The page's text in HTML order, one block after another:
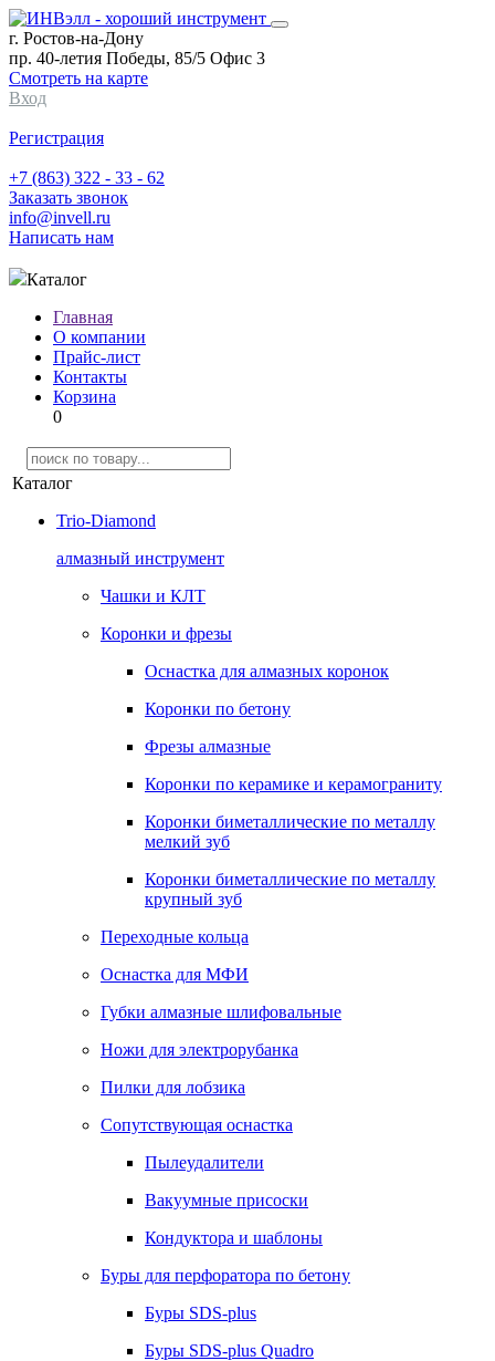
г. Ростов-на-Дону
пр. 40-летия Победы, 85/5 Офис 3
Смотреть на карте
Вход
Регистрация
+7 (863) 322 - 33 - 62
Заказать звонок
info@invell.ru
Написать нам
Каталог
Главная
О компании
Прайс-лист
Контакты
Корзина
0
Каталог
Trio-Diamond
алмазный инструмент
Чашки и КЛТ
Коронки и фрезы
Оснастка для алмазных коронок
Коронки по бетону
Фрезы алмазные
Коронки по керамике и керамограниту
Коронки биметаллические по металлу
мелкий зуб
Коронки биметаллические по металлу
крупный зуб
Переходные кольца
Оснастка для МФИ
Губки алмазные шлифовальные
Ножи для электрорубанка
Пилки для лобзика
Сопутствующая оснастка
Пылеудалители
Вакуумные присоски
Кондуктора и шаблоны
Буры для перфоратора по бетону
Буры SDS-plus
Буры SDS-plus Quadro